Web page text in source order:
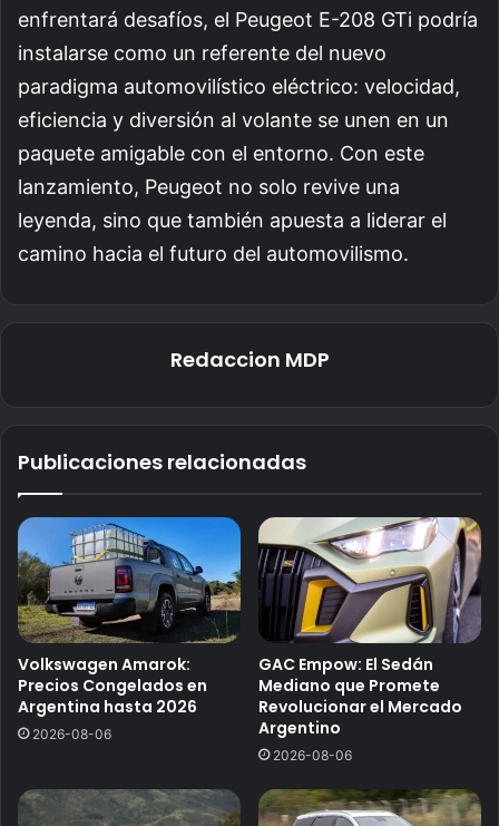
enfrentará desafíos, el Peugeot E-208 GTi podría
instalarse como un referente del nuevo
paradigma automovilístico eléctrico: velocidad,
eficiencia y diversión al volante se unen en un
paquete amigable con el entorno. Con este
lanzamiento, Peugeot no solo revive una
leyenda, sino que también apuesta a liderar el
camino hacia el futuro del automovilismo.
Redaccion MDP
Publicaciones relacionadas
Volkswagen Amarok:
Precios Congelados en
Argentina hasta 2026
2026-08-06
GAC Empow: El Sedán
Mediano que Promete
Revolucionar el Mercado
Argentino
2026-08-06